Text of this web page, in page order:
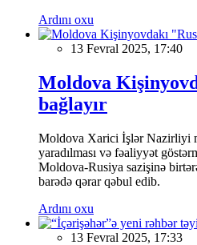
Ardını oxu
13 Fevral 2025, 17:40
Moldova
bağlayır
Moldova Xarici İşlər Nazirliyi
yaradılması və fəaliyyət
Moldova-Rusiya sazişinə
barədə qərar qəbul edib.
Ardını oxu
13 Fevral 2025, 17:33